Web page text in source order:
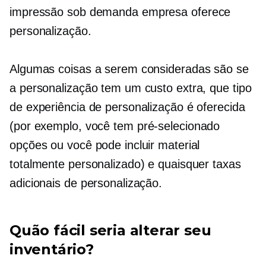
impressão sob demandaempresa oferece
personalização.
Algumas coisas a serem consideradas são se
a personalização tem um custo extra, que tipo
de experiência de personalização é oferecida
(por exemplo, você tem pré-selecionado
opções ou você pode incluir material
totalmente personalizado) e quaisquer taxas
adicionais de personalização.
Quão fácil seria alterar seu
inventário?